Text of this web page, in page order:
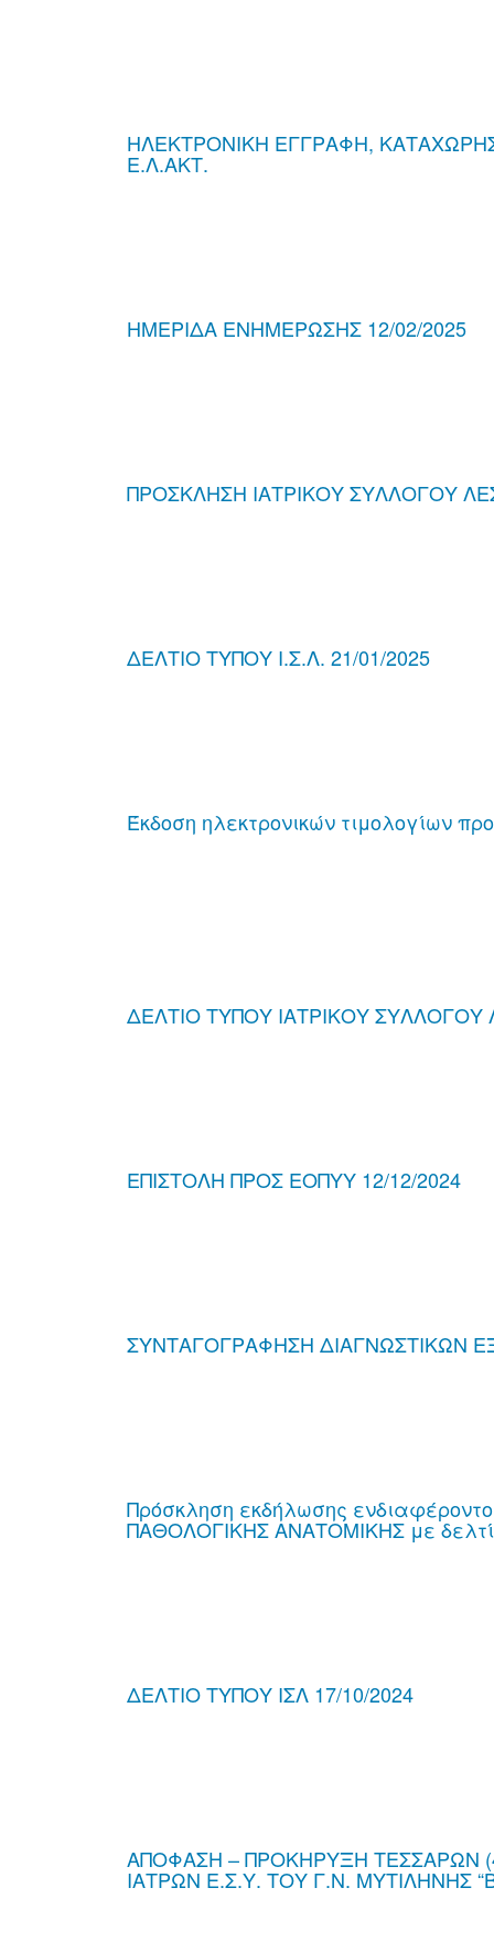
ΗΛΕΚΤΡΟΝΙΚΗ ΕΓΓΡΑΦΗ,
Ε.Λ.ΑΚΤ.
ΗΜΕΡΙΔΑ ΕΝΗΜΕΡΩΣΗΣ 12/02/2025
ΠΡΟΣΚΛΗΣΗ ΙΑΤΡΙΚΟΥ ΣΥΛΛΟΓΟΥ
ΔΕΛΤΙΟ ΤΥΠΟΥ Ι.Σ.Λ. 21/01/2025
Έκδοση ηλεκτρονικών τιμολογίων
ΔΕΛΤΙΟ ΤΥΠΟΥ ΙΑΤΡΙΚΟΥ ΣΥΛΛΟΓΟΥ
ΕΠΙΣΤΟΛΗ ΠΡΟΣ ΕΟΠΥΥ 12/12/2024
ΣΥΝΤΑΓΟΓΡΑΦΗΣΗ ΔΙΑΓΝΩΣΤΙΚΩΝ
Πρόσκληση εκδήλωσης
ΠΑΘΟΛΟΓΙΚΗΣ ΑΝΑΤΟΜΙΚΗΣ με
ΔΕΛΤΙΟ ΤΥΠΟΥ ΙΣΛ 17/10/2024
ΑΠΟΦΑΣΗ – ΠΡΟΚΗΡΥΞΗ ΤΕΣΣΑΡΩΝ
ΙΑΤΡΩΝ Ε.Σ.Υ. ΤΟΥ Γ.Ν. ΜΥΤΙΛΗΝΗΣ